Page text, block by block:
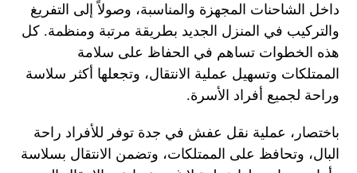
داخل الشاحنات المجهزة والمناسبة، وصولاً إلى التفريغ
والتركيب في المنزل الجديد بطريقة مرتبة ومنظمة. كل
هذه الخطوات تساهم في الحفاظ على سلامة
الممتلكات وتسهيل عملية الانتقال، وتجعلها أكثر سلاسة
وراحة لجميع أفراد الأسرة.
باختصار، عملية نقل عفش في جدة توفر للأفراد راحة
البال، وتحافظ على الممتلكات، وتضمن الانتقال بسلاسة